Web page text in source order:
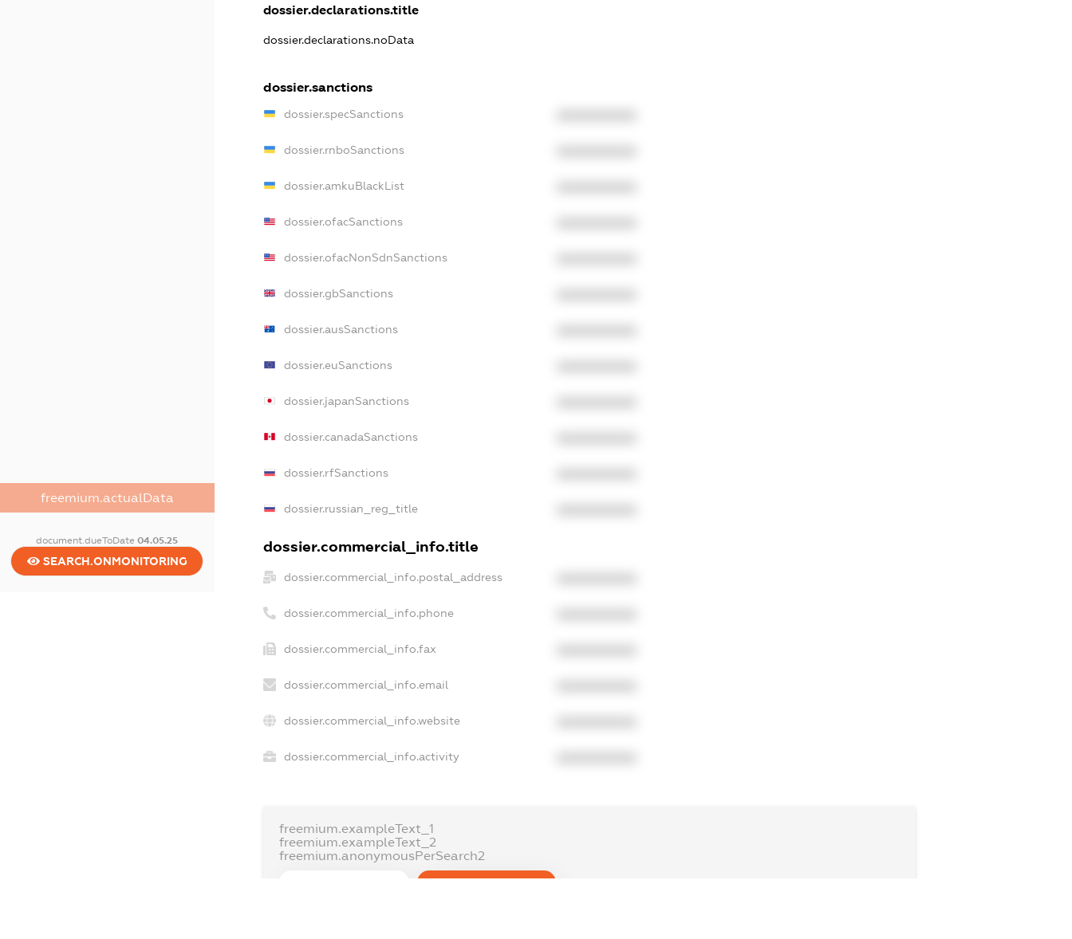
freemium.actualData
document.dueToDate04.05.25
SEARCH.ONMONITORING
dossier.declarations.title
dossier.declarations.noData
dossier.sanctions
dossier.specSanctions
dossier.rnboSanctions
dossier.amkuBlackList
dossier.ofacSanctions
dossier.ofacNonSdnSanctions
dossier.gbSanctions
dossier.ausSanctions
dossier.euSanctions
dossier.japanSanctions
dossier.canadaSanctions
dossier.rfSanctions
dossier.russian_reg_title
dossier.commercial_info.title
dossier.commercial_info.postal_address
dossier.commercial_info.phone
dossier.commercial_info.fax
dossier.commercial_info.email
dossier.commercial_info.website
dossier.commercial_info.activity
freemium.exampleText_1
freemium.exampleText_2
freemium.anonymousPerSearch2
FREEMIUM.REGISTER